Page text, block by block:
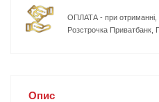
ОПЛАТА - при отриманні,
Розстрочка Приватбанк,
Опис